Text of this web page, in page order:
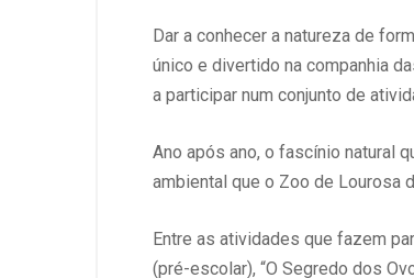
Dar a conhecer a natureza de
único e divertido na companhia
a participar num conjunto de
Ano após ano, o fascínio natural
ambiental que o Zoo de Lourosa
Entre as atividades que fazem
(pré-escolar), “O Segredo dos